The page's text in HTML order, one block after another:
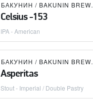
Celsius -153
IPA - American
Asperitas
Stout - Imperial / Double Pastry